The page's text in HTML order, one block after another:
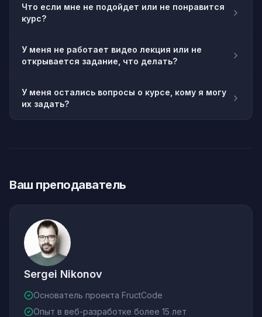
Что если мне не подойдет или не понравится
курс?
У меня не работает видео лекция или не
открывается задание, что делать?
У меня остались вопросы о курсе, кому я могу
их задать?
Ваш преподаватель
Sergei Nikonov
Основатель проекта FructCode
Опыт в веб-разработке более 15 лет